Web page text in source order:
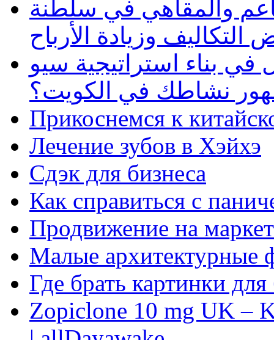
والمقاهي في سلطنة
وزيادة الأرباح
بناء استراتيجية سيو
نشاطك في الكويت؟
Прикоснемся к
Лечение зубов в Хэйхэ
Сдэк для бизнеса
Как справиться с
Продвижение на
Малые архитектурные
Где брать картинки
Zopiclone 10 mg UK –